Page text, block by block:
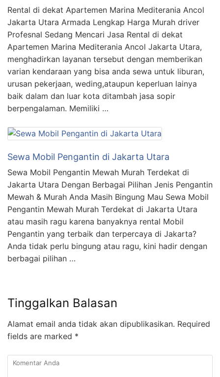
Rental di dekat Apartemen Marina Mediterania Ancol
Jakarta Utara Armada Lengkap Harga Murah driver
Profesnal Sedang Mencari Jasa Rental di dekat
Apartemen Marina Mediterania Ancol Jakarta Utara,
menghadirkan layanan tersebut dengan memberikan
varian kendaraan yang bisa anda sewa untuk liburan,
urusan pekerjaan, weding,ataupun keperluan lainya
baik dalam dan luar kota ditambah jasa sopir
berpengalaman. Memiliki …
Sewa Mobil Pengantin di Jakarta Utara
Sewa Mobil Pengantin Mewah Murah Terdekat di
Jakarta Utara Dengan Berbagai Pilihan Jenis Pengantin
Mewah & Murah Anda Masih Bingung Mau Sewa Mobil
Pengantin Mewah Murah Terdekat di Jakarta Utara
atau masih ragu karena banyaknya rental Mobil
Pengantin yang terbaik dan terpercaya di Jakarta?
Anda tidak perlu bingung atau ragu, kini hadir dengan
berbagai pilihan …
Tinggalkan Balasan
Alamat email anda tidak akan dipublikasikan. Required
fields are marked *